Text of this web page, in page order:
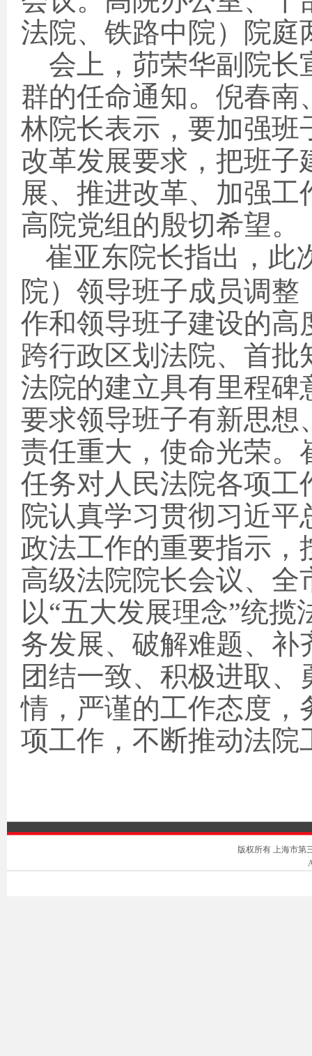
法院、铁路中院）院庭
会上，茆荣华副院长
群的任命通知。倪春
林院长表示，要加强班
改革发展要求，把班
展、推进改革、加强
高院党组的殷切希望。
崔亚东院长指出，此
院）领导班子成员调
作和领导班子建设的高
跨行政区划法院、首
法院的建立具有里程碑
要求领导班子有新思想
责任重大，使命光荣。
任务对人民法院各项工
院认真学习贯彻习近
政法工作的重要指示
高级法院院长会议、
以“五大发展理念”统
务发展、破解难题、
团结一致、积极进取
情，严谨的工作态度，
项工作，不断推动法院
版权所有 上海市第